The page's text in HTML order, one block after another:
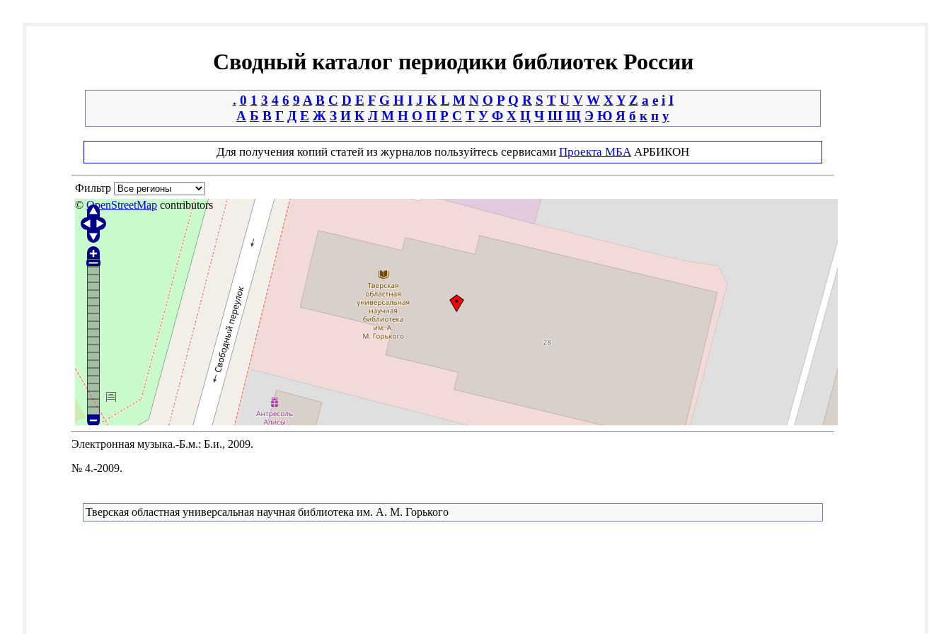
Сводный каталог периодики библиотек России
. 0 1 3 4 6 9 A B C D E F G H I J K L M N O P Q R S T U V W X Y Z a e i І
А Б В Г Д Е Ж З И К Л М Н О П Р С Т У Ф Х Ц Ч Ш Щ Э Ю Я б к п у
Для получения копий статей из журналов пользуйтесь сервисами Проекта МБА АРБИКОН
Фильтр
© OpenStreetMap contributors
Электронная музыка.-Б.м.: Б.и., 2009.
№ 4.-2009.
Тверская областная универсальная научная библиотека им. А. М. Горького